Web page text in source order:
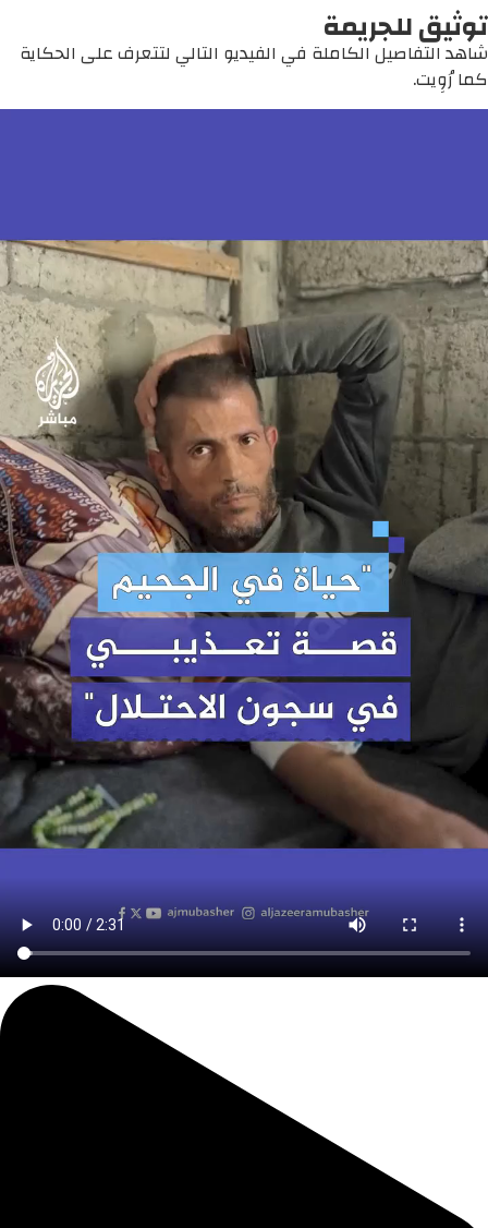
توثيق للجريمة
شاهد التفاصيل الكاملة في الفيديو التالي لتتعرف على الحكاية
كما رُوِيت.